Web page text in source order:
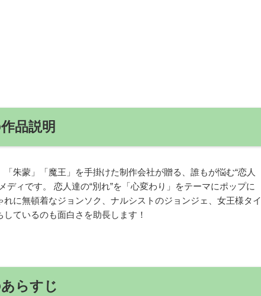
品説明
朱蒙」「魔王」を手掛けた制作会社が贈る、誰もが悩む“恋人
ディです。 恋人達の“別れ”を「心変わり」をテーマにポップに
に無頓着なジョンソク、ナルシストのジョンジェ、女王様タイ
ているのも面白さを助長します！
らすじ